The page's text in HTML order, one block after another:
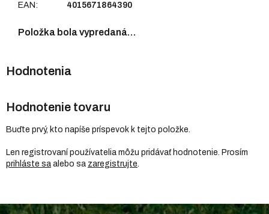
EAN : 4015671864390
Položka bola vypredaná…
Hodnotenie tovaru
Buďte prvý, kto napíše príspevok k tejto položke.
Len registrovaní používatelia môžu pridávať hodnotenie. Prosím
prihláste sa alebo sa zaregistrujte